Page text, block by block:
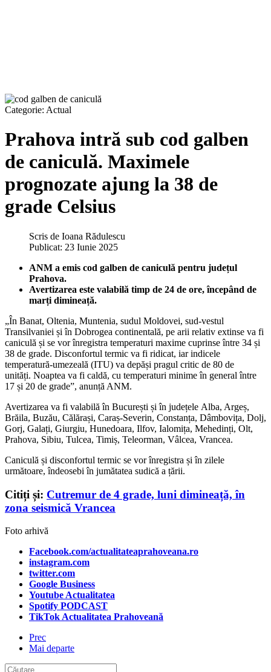
Categorie: Actual
Prahova intră sub cod galben
de caniculă. Maximele
prognozate ajung la 38 de
grade Celsius
Scris de Ioana Rădulescu
Publicat: 23 Iunie 2025
ANM a emis cod galben de caniculă pentru județul
Prahova.
Avertizarea este valabilă timp de 24 de ore, începând de
marți dimineață.
„În Banat, Oltenia, Muntenia, sudul Moldovei, sud-vestul
Transilvaniei și în Dobrogea continentală, pe arii relativ extinse va fi
caniculă și se vor înregistra temperaturi maxime cuprinse între 34 și
38 de grade. Disconfortul termic va fi ridicat, iar indicele
temperatură-umezeală (ITU) va depăși pragul critic de 80 de
unități. Noaptea va fi caldă, cu temperaturi minime în general între
17 și 20 de grade”, anunță ANM.
Avertizarea va fi valabilă în București și în județele Alba, Argeș,
Brăila, Buzău, Călărași, Caraș-Severin, Constanța, Dâmbovița, Dolj,
Gorj, Galați, Giurgiu, Hunedoara, Ilfov, Ialomița, Mehedinți, Olt,
Prahova, Sibiu, Tulcea, Timiș, Teleorman, Vâlcea, Vrancea.
Caniculă și disconfortul termic se vor înregistra și în zilele
următoare, îndeosebi în jumătatea sudică a țării.
Citiți și: Cutremur de 4 grade, luni dimineață, în
zona seismică Vrancea
Foto arhivă
Facebook.com/actualitateaprahoveana.ro
instagram.com
twitter.com
Google Business
Youtube Actualitatea
Spotify PODCAST
TikTok Actualitatea Prahoveană
Prec
Mai departe